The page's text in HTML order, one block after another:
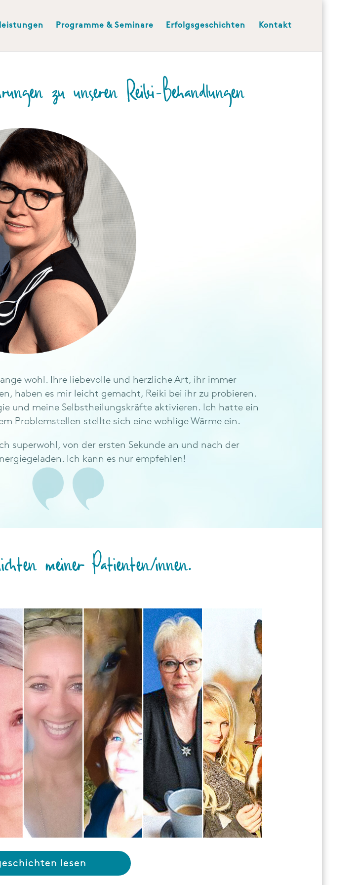
Programme & Seminare Erfolgsgeschichten Kontakt
zu unseren Reiki-Behandlungen
wohl. Ihre liebevolle und herzliche Art, ihr immer
haben es mir leicht gemacht, Reiki bei ihr zu probieren.
und meine Selbstheilungskräfte aktivieren. Ich hatte ein
Problemstellen stellte sich eine wohlige Wärme ein.
superwohl, von der ersten Sekunde an und nach der
Ich kann es nur empfehlen!
meiner Patienten/innen.
lesen